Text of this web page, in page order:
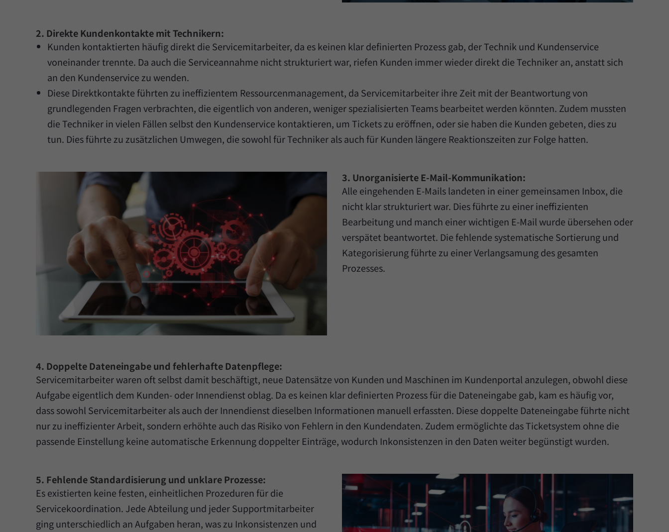
2. Direkte Kundenkontakte mit Technikern:
Kunden kontaktierten häufig direkt die Servicemitarbeiter, da es keinen klar definierten Prozess gab, der Technik und Kundenservice
voneinander trennte. Da auch die Serviceannahme nicht strukturiert war, riefen Kunden immer wieder direkt die Techniker an, anstatt sich
an den Kundenservice zu wenden.
Diese Direktkontakte führten zu ineffizientem Ressourcenmanagement, da Servicemitarbeiter ihre Zeit mit der Beantwortung von
grundlegenden Fragen verbrachten, die eigentlich von anderen, weniger spezialisierten Teams bearbeitet werden könnten. Zudem mussten
die Techniker in vielen Fällen selbst den Kundenservice kontaktieren, um Tickets zu eröffnen, oder sie haben die Kunden gebeten, dies zu
tun. Dies führte zu zusätzlichen Umwegen, die sowohl für Techniker als auch für Kunden längere Reaktionszeiten zur Folge hatten.
3. Unorganisierte E-Mail-Kommunikation:
Alle eingehenden E-Mails landeten in einer gemeinsamen Inbox, die
nicht klar strukturiert war. Dies führte zu einer ineffizienten
Bearbeitung und manch einer wichtigen E-Mail wurde übersehen oder
verspätet beantwortet. Die fehlende systematische Sortierung und
Kategorisierung führte zu einer Verlangsamung des gesamten
Prozesses.
4. Doppelte Dateneingabe und fehlerhafte Datenpflege:
Servicemitarbeiter waren oft selbst damit beschäftigt, neue Datensätze von Kunden und Maschinen im Kundenportal anzulegen, obwohl diese
Aufgabe eigentlich dem Kunden- oder Innendienst oblag. Da es keinen klar definierten Prozess für die Dateneingabe gab, kam es häufig vor,
dass sowohl Servicemitarbeiter als auch der Innendienst dieselben Informationen manuell erfassten. Diese doppelte Dateneingabe führte nicht
nur zu ineffizienter Arbeit, sondern erhöhte auch das Risiko von Fehlern in den Kundendaten. Zudem ermöglichte das Ticketsystem ohne die
passende Einstellung keine automatische Erkennung doppelter Einträge, wodurch Inkonsistenzen in den Daten weiter begünstigt wurden.
5. Fehlende Standardisierung und unklare Prozesse:
Es existierten keine festen, einheitlichen Prozeduren für die
Servicekoordination. Jede Abteilung und jeder Supportmitarbeiter
ging unterschiedlich an Aufgaben heran, was zu Inkonsistenzen und